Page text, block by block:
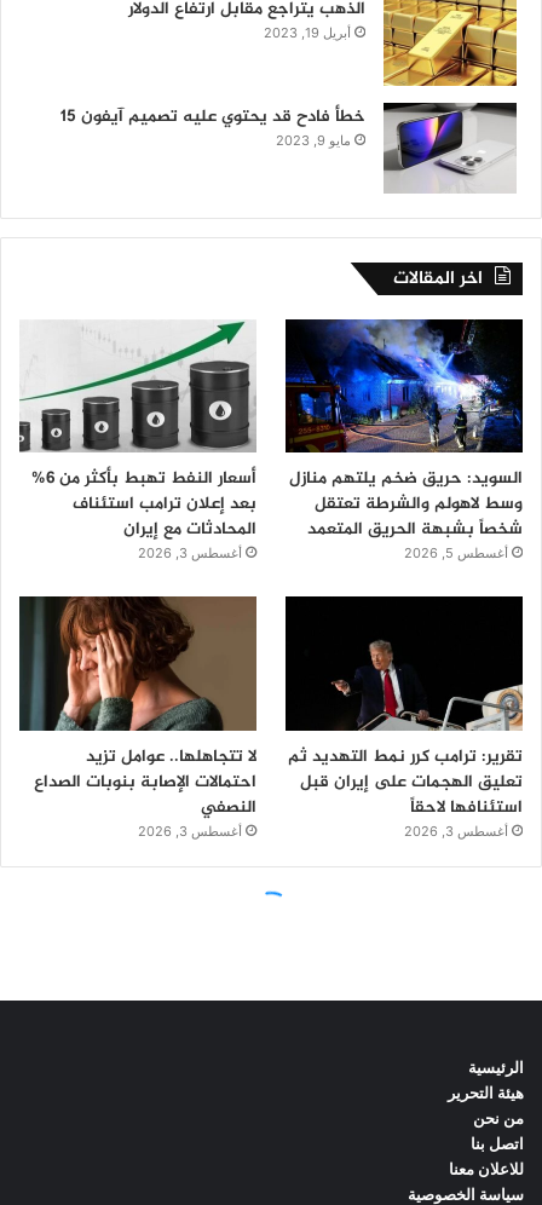
الرئيسية
هيئة التحرير
من نحن
اتصل بنا
للاعلان معنا
سياسة الخصوصية